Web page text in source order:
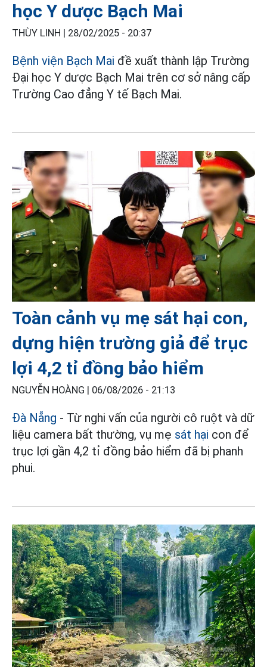
học Y dược Bạch Mai
THÙY LINH | 28/02/2025 - 20:37
Bệnh viện Bạch Mai đề xuất thành lập Trường
Đại học Y dược Bạch Mai trên cơ sở nâng cấp
Trường Cao đẳng Y tế Bạch Mai.
Toàn cảnh vụ mẹ sát hại con,
dựng hiện trường giả để trục
lợi 4,2 tỉ đồng bảo hiểm
NGUYỄN HOÀNG | 06/08/2026 - 21:13
Đà Nẵng - Từ nghi vấn của người cô ruột và dữ
liệu camera bất thường, vụ mẹ sát hại con để
trục lợi gần 4,2 tỉ đồng bảo hiểm đã bị phanh
phui.